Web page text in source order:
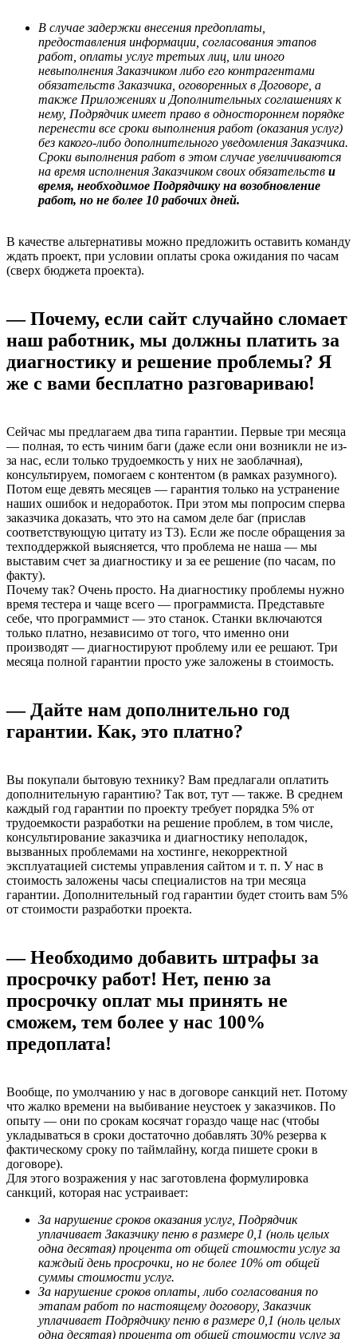
В случае задержки внесения предоплаты,
предоставления информации, согласования этапов
работ, оплаты услуг третьих лиц, или иного
невыполнения Заказчиком либо его контрагентами
обязательств Заказчика, оговоренных в Договоре, а
также Приложениях и Дополнительных соглашениях к
нему, Подрядчик имеет право в одностороннем порядке
перенести все сроки выполнения работ (оказания услуг)
без какого-либо дополнительного уведомления Заказчика.
Сроки выполнения работ в этом случае увеличиваются
на время исполнения Заказчиком своих обязательств и
время, необходимое Подрядчику на возобновление
работ, но не более 10 рабочих дней.
В качестве альтернативы можно предложить оставить команду
ждать проект, при условии оплаты срока ожидания по часам
(сверх бюджета проекта).
— Почему, если сайт случайно сломает
наш работник, мы должны платить за
диагностику и решение проблемы? Я
же с вами бесплатно разговариваю!
Сейчас мы предлагаем два типа гарантии. Первые три месяца
— полная, то есть чиним баги (даже если они возникли не из-
за нас, если только трудоемкость у них не заоблачная),
консультируем, помогаем с контентом (в рамках разумного).
Потом еще девять месяцев — гарантия только на устранение
наших ошибок и недоработок. При этом мы попросим сперва
заказчика доказать, что это на самом деле баг (прислав
соответствующую цитату из ТЗ). Если же после обращения за
техподдержкой выясняется, что проблема не наша — мы
выставим счет за диагностику и за ее решение (по часам, по
факту).
Почему так? Очень просто. На диагностику проблемы нужно
время тестера и чаще всего — программиста. Представьте
себе, что программист — это станок. Станки включаются
только платно, независимо от того, что именно они
производят — диагностируют проблему или ее решают. Три
месяца полной гарантии просто уже заложены в стоимость.
— Дайте нам дополнительно год
гарантии. Как, это платно?
Вы покупали бытовую технику? Вам предлагали оплатить
дополнительную гарантию? Так вот, тут — также. В среднем
каждый год гарантии по проекту требует порядка 5% от
трудоемкости разработки на решение проблем, в том числе,
консультирование заказчика и диагностику неполадок,
вызванных проблемами на хостинге, некорректной
эксплуатацией системы управления сайтом и т. п. У нас в
стоимость заложены часы специалистов на три месяца
гарантии. Дополнительный год гарантии будет стоить вам 5%
от стоимости разработки проекта.
— Необходимо добавить штрафы за
просрочку работ! Нет, пеню за
просрочку оплат мы принять не
сможем, тем более у нас 100%
предоплата!
Вообще, по умолчанию у нас в договоре санкций нет. Потому
что жалко времени на выбивание неустоек у заказчиков. По
опыту — они по срокам косячат гораздо чаще нас (чтобы
укладываться в сроки достаточно добавлять 30% резерва к
фактическому сроку по таймлайну, когда пишете сроки в
договоре).
Для этого возражения у нас заготовлена формулировка
санкций, которая нас устраивает:
За нарушение сроков оказания услуг, Подрядчик
уплачивает Заказчику пеню в размере 0,1 (ноль целых
одна десятая) процента от общей стоимости услуг за
каждый день просрочки, но не более 10% от общей
суммы стоимости услуг.
За нарушение сроков оплаты, либо согласования по
этапам работ по настоящему договору, Заказчик
уплачивает Подрядчику пеню в размере 0,1 (ноль целых
одна десятая) процента от общей стоимости услуг за